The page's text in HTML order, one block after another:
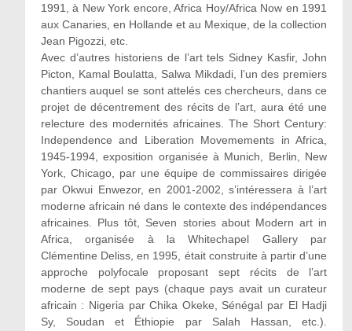
1991, à New York encore, Africa Hoy/Africa Now en 1991
aux Canaries, en Hollande et au Mexique, de la collection
Jean Pigozzi, etc.
Avec d’autres historiens de l’art tels Sidney Kasfir, John
Picton, Kamal Boulatta, Salwa Mikdadi, l’un des premiers
chantiers auquel se sont attelés ces chercheurs, dans ce
projet de décentrement des récits de l’art, aura été une
relecture des modernités africaines. The Short Century:
Independence and Liberation Movemements in Africa,
1945-1994, exposition organisée à Munich, Berlin, New
York, Chicago, par une équipe de commissaires dirigée
par Okwui Enwezor, en 2001-2002, s’intéressera à l’art
moderne africain né dans le contexte des indépendances
africaines. Plus tôt, Seven stories about Modern art in
Africa, organisée à la Whitechapel Gallery par
Clémentine Deliss, en 1995, était construite à partir d’une
approche polyfocale proposant sept récits de l’art
moderne de sept pays (chaque pays avait un curateur
africain : Nigeria par Chika Okeke, Sénégal par El Hadji
Sy, Soudan et Éthiopie par Salah Hassan, etc.).